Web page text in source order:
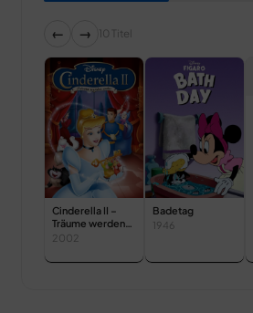
← → 10 Titel
Cinderella II –
Träume werden
wahr
2002
Badetag
1946